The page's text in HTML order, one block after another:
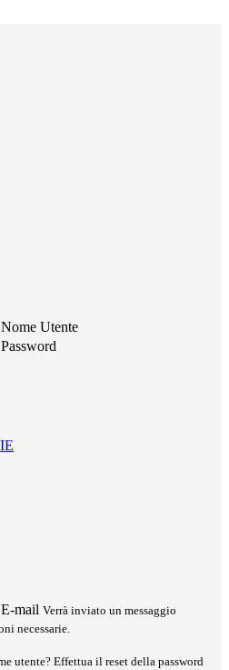
Nome Utente
Password
E-mail Verrà inviato un messaggio
necessarie.
utente? Effettua il reset della password